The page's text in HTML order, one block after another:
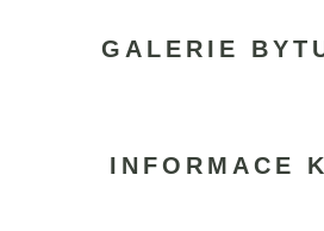
GALERIE
INFORMACE